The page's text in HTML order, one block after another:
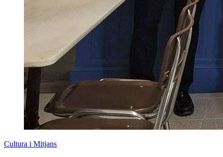
Cultura i Mitjans